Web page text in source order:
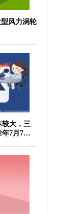
风力涡轮
较大，三
7月7日